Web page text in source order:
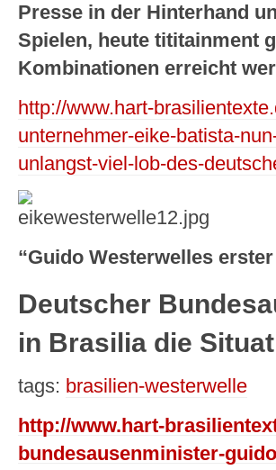
Presse in der Hinterhand
Spielen, heute tititainment
Kombinationen erreicht
http://www.hart-
unternehmer-eike-batista-
unlangst-viel-lob-des-
“Guido Westerwelles
Deutscher
in Brasilia die
tags: brasilien-westerwelle
http://www.hart-
bundesausenminister-